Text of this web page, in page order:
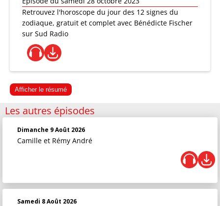
Retrouvez l'horoscope du jour des 12 signes du
zodiaque, gratuit et complet avec Bénédicte Fischer
sur Sud Radio
Afficher le résumé
Les autres épisodes
Dimanche 9 Août 2026
Camille et Rémy André
Samedi 8 Août 2026